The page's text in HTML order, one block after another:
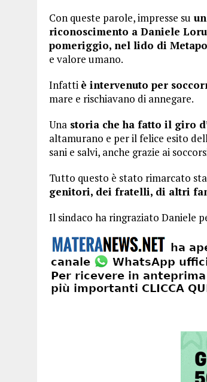
Con queste parole, impresse su
riconoscimento a Daniele
pomeriggio, nel lido di
e valore umano.
Infatti è intervenuto per
mare e rischiavano di annegare.
Una storia che ha fatto il giro
altamurano e per il felice esito
sani e salvi, anche grazie ai
Tutto questo è stato rimarcato
genitori, dei fratelli, di altri
Il sindaco ha ringraziato Daniele